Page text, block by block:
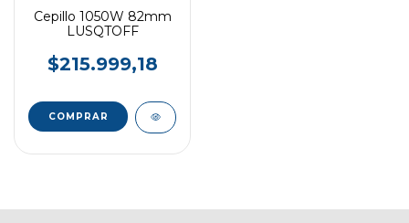
Cepillo 1050W 82mm
LUSQTOFF
$215.999,18